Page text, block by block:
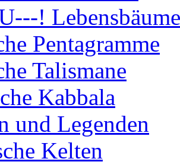
! Lebensbäume
Pentagramme
Talismane
Kabbala
und Legenden
Kelten